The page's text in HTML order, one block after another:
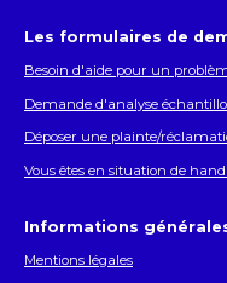
Les formulaires de
Besoin d'aide pour un
Demande d'analyse
Déposer une plainte/
Vous êtes en situation de
Informations
Mentions légales